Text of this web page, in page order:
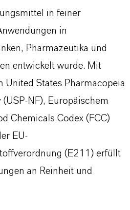
in feiner
in
Pharmazeutika und
entwickelt wurde. Mit
United States Pharmacopeia
NF), Europäischem
Chemicals Codex (FCC)
EU-
(E211) erfüllt
an Reinheit und